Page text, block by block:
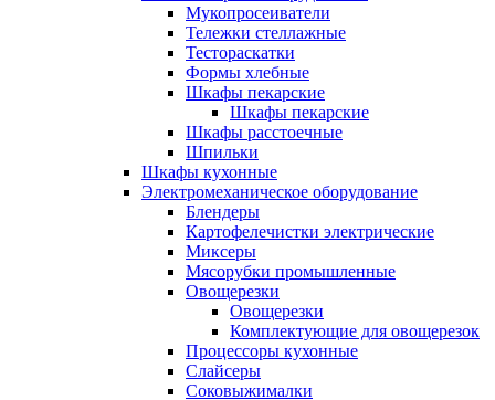
Мукопросеиватели
Тележки стеллажные
Тестораскатки
Формы хлебные
Шкафы пекарские
Шкафы пекарские
Шкафы расстоечные
Шпильки
Шкафы кухонные
Электромеханическое оборудование
Блендеры
Картофелечистки электрические
Миксеры
Мясорубки промышленные
Овощерезки
Овощерезки
Комплектующие для овощерезок
Процессоры кухонные
Слайсеры
Соковыжималки